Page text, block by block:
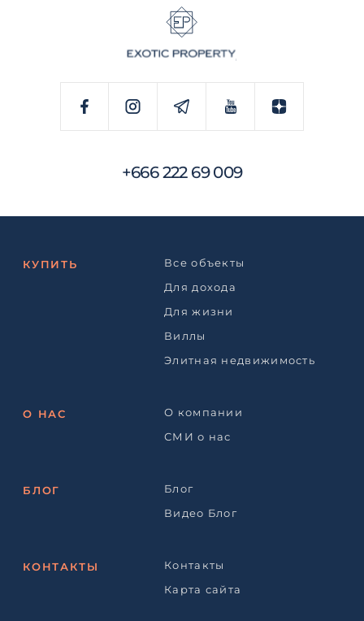
+666 222 69 009
КУПИТЬ
Все объекты
Для дохода
Для жизни
Виллы
Элитная недвижимость
О НАС
О компании
СМИ о нас
БЛОГ
Блог
Видео Блог
КОНТАКТЫ
Контакты
Карта сайта